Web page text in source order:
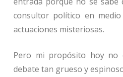
consultor político en
actuaciones misteriosas.
Pero mi propósito hoy no
debate tan grueso y